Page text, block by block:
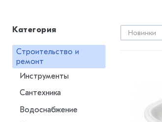
Категория
Строительство и
ремонт
Инструменты
Сантехника
Водоснабжение
Новинки